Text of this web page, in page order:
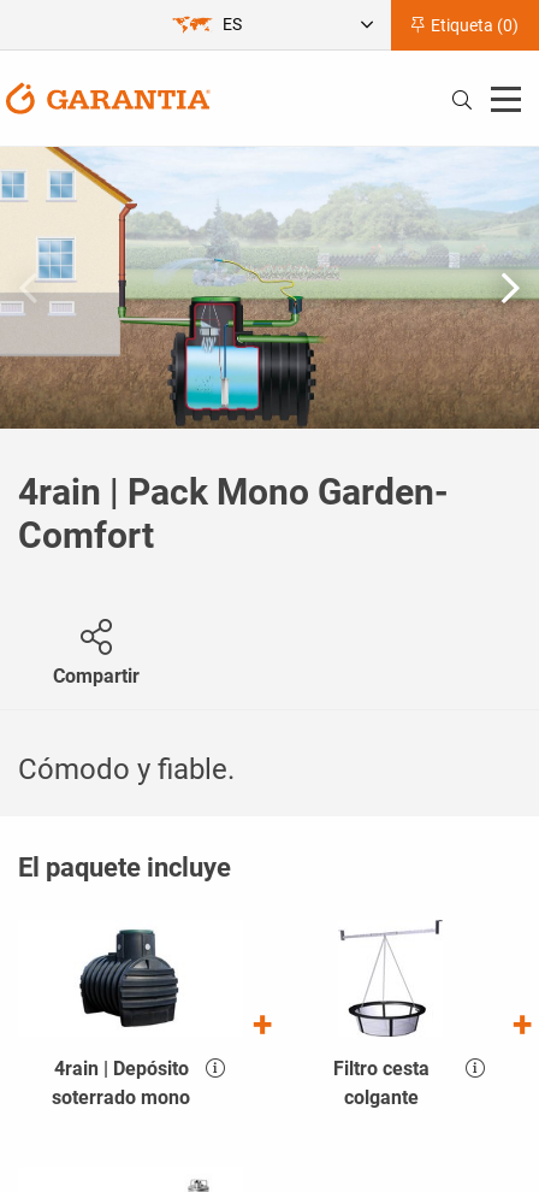
Etiqueta (0)
ES
4rain | Pack Mono Garden-
Comfort
Compartir
Cómodo y fiable.
El paquete incluye
4rain | Depósito
soterrado mono
Filtro cesta
colgante